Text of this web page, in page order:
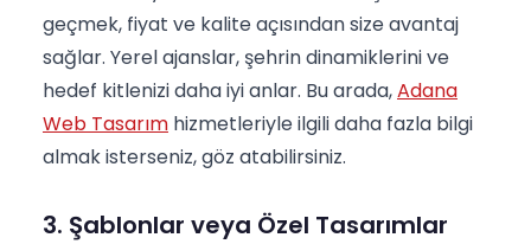
geçmek, fiyat ve kalite açısından size avantaj
sağlar. Yerel ajanslar, şehrin dinamiklerini ve
hedef kitlenizi daha iyi anlar. Bu arada,Adana
Web Tasarım hizmetleriyle ilgili daha fazla bilgi
almak isterseniz, göz atabilirsiniz.
3. Şablonlar veya Özel Tasarımlar